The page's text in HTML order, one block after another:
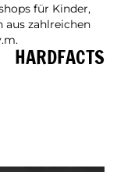
für Kinder,
aus zahlreichen
HARDFACTS